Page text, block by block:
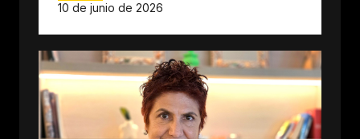
10 de junio de 2026